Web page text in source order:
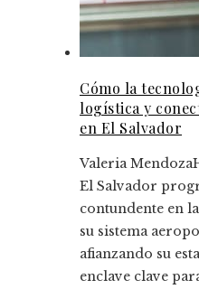
Cómo la
logística y
en El Salvador
Valeria Mendoza
El Salvador
contundente en
su sistema
afianzando su
enclave clave